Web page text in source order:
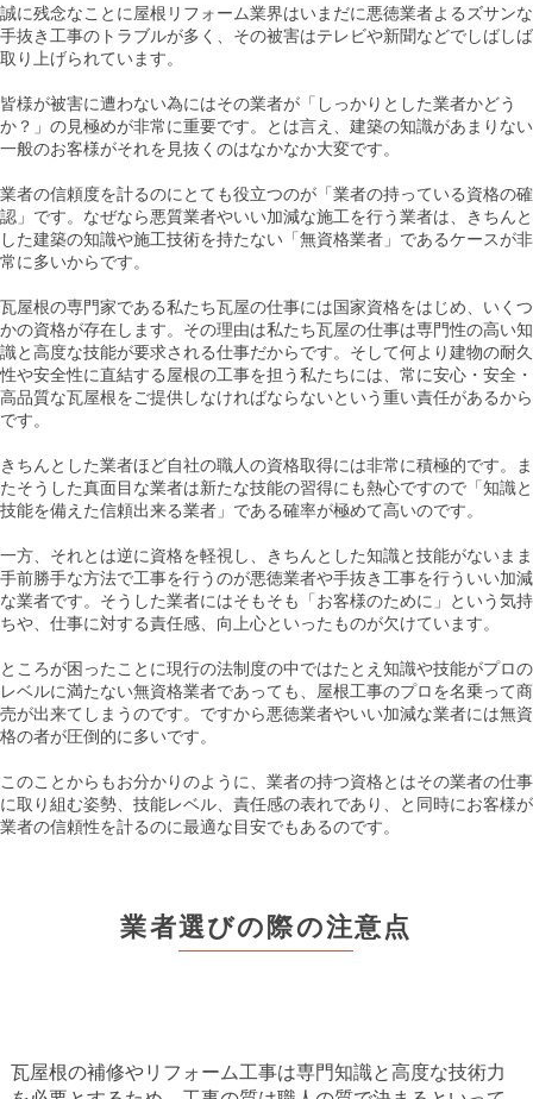
誠に残念なことに屋根リフォーム業界はいまだに悪徳業者よるズサンな
手抜き工事のトラブルが多く、その被害はテレビや新聞などでしばしば
取り上げられています。
皆様が被害に遭わない為にはその業者が「しっかりとした業者かどう
か？」の見極めが非常に重要です。とは言え、建築の知識があまりない
一般のお客様がそれを見抜くのはなかなか大変です。
業者の信頼度を計るのにとても役立つのが「業者の持っている資格の確
認」です。なぜなら悪質業者やいい加減な施工を行う業者は、きちんと
した建築の知識や施工技術を持たない「無資格業者」であるケースが非
常に多いからです。
瓦屋根の専門家である私たち瓦屋の仕事には国家資格をはじめ、いくつ
かの資格が存在します。その理由は私たち瓦屋の仕事は専門性の高い知
識と高度な技能が要求される仕事だからです。そして何より建物の耐久
性や安全性に直結する屋根の工事を担う私たちには、常に安心・安全・
高品質な瓦屋根をご提供しなければならないという重い責任があるから
です。
きちんとした業者ほど自社の職人の資格取得には非常に積極的です。ま
たそうした真面目な業者は新たな技能の習得にも熱心ですので「知識と
技能を備えた信頼出来る業者」である確率が極めて高いのです。
一方、それとは逆に資格を軽視し、きちんとした知識と技能がないまま
手前勝手な方法で工事を行うのが悪徳業者や手抜き工事を行ういい加減
な業者です。そうした業者にはそもそも「お客様のために」という気持
ちや、仕事に対する責任感、向上心といったものが欠けています。
ところが困ったことに現行の法制度の中ではたとえ知識や技能がプロの
レベルに満たない無資格業者であっても、屋根工事のプロを名乗って商
売が出来てしまうのです。ですから悪徳業者やいい加減な業者には無資
格の者が圧倒的に多いです。
このことからもお分かりのように、業者の持つ資格とはその業者の仕事
に取り組む姿勢、技能レベル、責任感の表れであり、と同時にお客様が
業者の信頼性を計るのに最適な目安でもあるのです。
業者選びの際の注意点
瓦屋根の補修やリフォーム工事は専門知識と高度な技術力